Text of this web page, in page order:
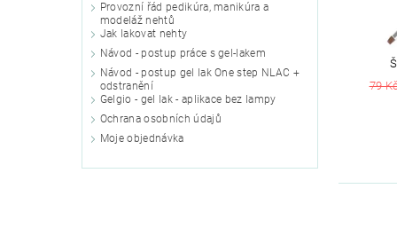
Provozní řád pedikúra, manikúra a
modeláž nehtů
Jak lakovat nehty
Návod - postup práce s gel-lakem
Návod - postup gel lak One step NLAC +
odstranění
Gelgio - gel lak - aplikace bez lampy
Ochrana osobních údajů
Moje objednávka
79